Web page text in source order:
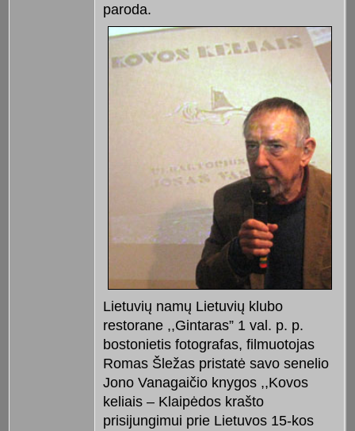
paroda.
Lietuvių namų Lietuvių klubo
restorane ,,Gintaras” 1 val. p. p.
bostonietis fotografas, filmuotojas
Romas Šležas pristatė savo senelio
Jono Vanagaičio knygos ,,Kovos
keliais – Klaipėdos krašto
prisijungimui prie Lietuvos 15-kos